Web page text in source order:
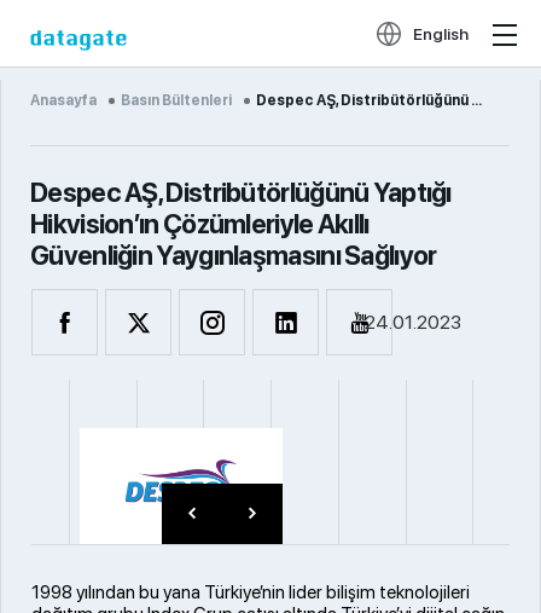
English
Anasayfa Basın Bültenleri Despec AŞ, Distribütörlüğünü Yaptığı Hikvision’ın Çözümleriyle Akıllı Güvenliğin Yaygınlaşmasını Sağ...
Despec AŞ, Distribütörlüğünü Yaptığı
Hikvision’ın Çözümleriyle Akıllı
Güvenliğin Yaygınlaşmasını Sağlıyor
24.01.2023
1998 yılından bu yana Türkiye’nin lider bilişim teknolojileri